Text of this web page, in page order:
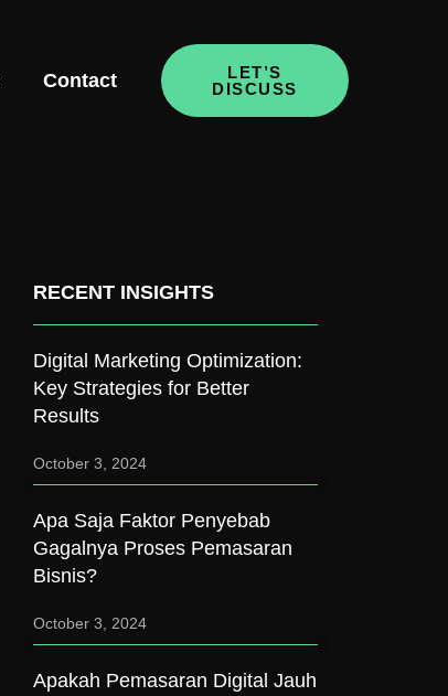
Contact
LET’S
DISCUSS
RECENT INSIGHTS
Digital Marketing Optimization:
Key Strategies for Better
Results
October 3, 2024
Apa Saja Faktor Penyebab
Gagalnya Proses Pemasaran
Bisnis?
October 3, 2024
Apakah Pemasaran Digital Jauh